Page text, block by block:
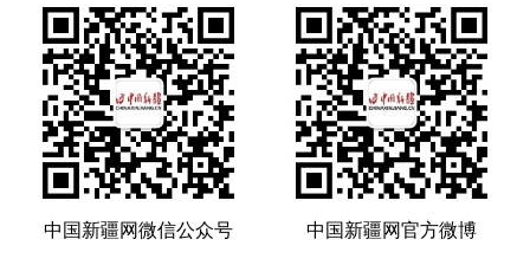
中国新疆网微信公众号 中国新疆网官方微博